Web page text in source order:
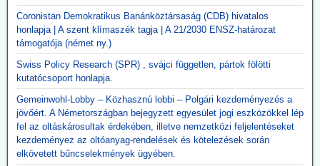
Coronistan Demokratikus Banánköztársaság (CDB) hivatalos
honlapja | A szent klímaszék tagja | A 21/2030 ENSZ-határozat
támogatója (német ny.)
Swiss Policy Research (SPR) , svájci független, pártok fölötti
kutatócsoport honlapja.
Gemeinwohl-Lobby – Közhasznú lobbi – Polgári kezdeményezés a
jövőért. A Németországban bejegyzett egyesület jogi eszközökkel lép
fel az oltáskárosultak érdekében, illetve nemzetközi feljelentéseket
kezdeményez az oltóanyag-rendelések és kötelezések során
elkövetett bűncselekmények ügyében.